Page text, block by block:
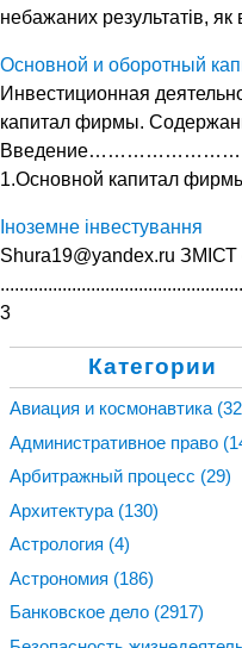
небажаних результатів, як
Основной и оборотный
Инвестиционная
капитал фирмы.
1.Основной капитал
Іноземне інвестування
Shura19@yandex.ru ЗМІСТ
3
Категории
Авиация и космонавтика
Административное право
Арбитражный процесс (29)
Архитектура (130)
Астрология (4)
Астрономия (186)
Банковское дело (2917)